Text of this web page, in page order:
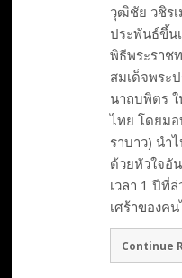
วุฒิชัย วชิรเ
ประพันธ์ขึ้น
พิธีพระราช
สมเด็จพระ
นาถบพิตร
ไทย โดยม
ราบาว) นำ
ด้วยหัวใจอั
เวลา 1 ปีที่
เศร้าของค
Continue